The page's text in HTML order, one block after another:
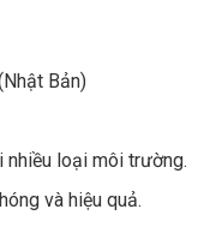
Bản)
loại môi trường.
và hiệu quả.